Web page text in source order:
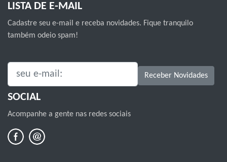
LISTA DE E-MAIL
Cadastre seu e-mail e receba novidades. Fique tranquilo
também odeio spam!
SEU E-MAIL: Receber Novidades
SOCIAL
Acompanhe a gente nas redes sociais